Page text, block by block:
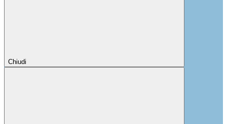
Chiudi